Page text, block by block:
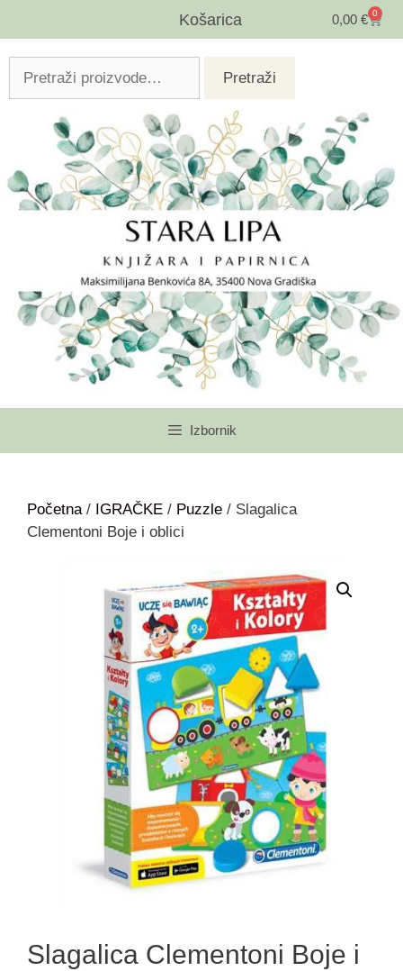
Košarica 0,00 € 0
Pretraži
Izbornik
Početna/ IGRAČKE / Puzzle / Slagalica
Clementoni Boje i oblici
Slagalica Clementoni Boje i